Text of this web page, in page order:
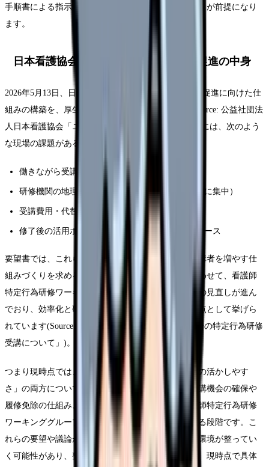
手順書による指示、組織の運用体制が整っていることが前提になり
ます。
日本看護協会が厚労省に要望した受講促進の中身
2026年5月13日、日本看護協会は特定行為研修の受講促進に向けた仕
組みの構築を、厚生労働省医政局に要望しました(Source: 公益社団法
人日本看護協会「ニュースリリース」)。要望の背景には、次のよう
な現場の課題があるとされます。
働きながら受講する看護師の負担が大きい
研修機関の地理的偏在（受講可能な機関が都市部に集中）
受講費用・代替人員確保の経済的負担
修了後の活用ポジションが職場で整っていないケース
要望書では、これらを踏まえ、組織的・継続的に受講者を増やす仕
組みづくりを求める方向で議論が進んでいます。あわせて、看護師
特定行為研修ワーキンググループでは制度そのものの見直しが進ん
でおり、効率化と研修の質の維持・向上の両立が論点として挙げら
れています(Source: 公益社団法人日本看護協会「本会の特定行為研修
受講について」)。
つまり現時点では、「受講のハードル」と「修了後の活かしやす
さ」の両方について、日本看護協会が共通科目の受講機会の確保や
履修免除の仕組み、予算の拡充などを要望し、看護師特定行為研修
ワーキンググループで制度の見直しが議論されている段階です。こ
れらの要望や議論が制度・予算に反映されれば受講環境が整ってい
く可能性があり、整備が求められている領域ですが、現時点で具体